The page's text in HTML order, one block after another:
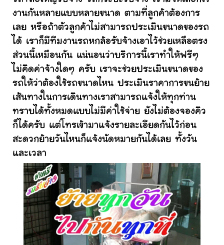
งานกันหลายแบบหลายขนาด ตามที่ลูกค้าต้องการ
เลย หรือถ้าตัวลูกค้าไม่สามารถประเมินขนาดของรถ
ได้ เราก็มีทีมงานรถหกล้อรับจ้างเอาไว้ช่วยเหลือตรง
ส่วนนี้เหมือนกัน แน่นอนว่าบริการนี้เราทำให้ฟรีๆ
ไม่คิดค่าจ้างใดๆ ครับ เราจะช่วยประเมินขนาดของ
รถให้ว่าต้องใช้รถขนาดไหน ประเมินราคาการขนย้าย
เส้นทางในการเดินทางเราสามารถแจ้งให้ทุกท่าน
ทราบได้ทั้งหมดแบบไม่มีค่าใช้จ่าย ยังไม่ต้องจองคิว
ก็ได้ครับ แต่โทรเข้ามาแจ้งรายละเอียดกันไว้ก่อน
สะดวกย้ายวันไหนก็แจ้งนัดหมายกันได้เลย ทั้งวัน
และเวลา